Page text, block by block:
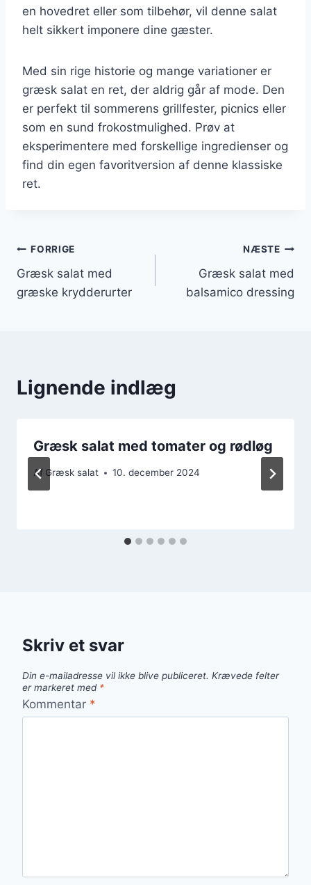
en hovedret eller som tilbehør, vil denne salat
helt sikkert imponere dine gæster.
Med sin rige historie og mange variationer er
græsk salat en ret, der aldrig går af mode. Den
er perfekt til sommerens grillfester, picnics eller
som en sund frokostmulighed. Prøv at
eksperimentere med forskellige ingredienser og
find din egen favoritversion af denne klassiske
ret.
Indlægsnavigation
FORRIGE
Græsk salat med
græske krydderurter
NÆSTE
Græsk salat med
balsamico dressing
Lignende indlæg
Græsk salat med tomater og rødløg
Af Græsk salat 10. december 2024
Skriv et svar
Din e-mailadresse vil ikke blive publiceret. Krævede felter
er markeret med *
Kommentar *